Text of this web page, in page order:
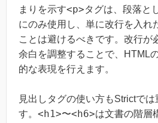
まりを示す<p>タグは、段落と
にのみ使用し、単に改行を入れ
ことは避けるべきです。改行が
余白を調整することで、HTML
的な表現を行えます。
見出しタグの使い方もStrictで
す。 <h1>〜<h6>は文書の階層